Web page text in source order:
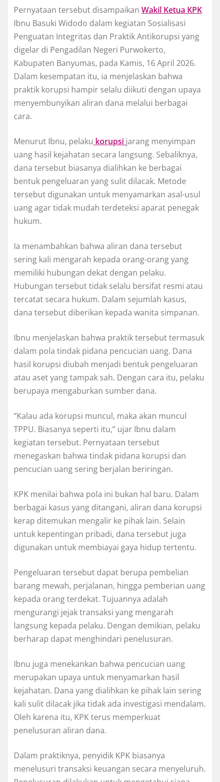
Pernyataan tersebut disampaikan Wakil Ketua KPK
Ibnu Basuki Widodo dalam kegiatan Sosialisasi
Penguatan Integritas dan Praktik Antikorupsi yang
digelar di Pengadilan Negeri Purwokerto,
Kabupaten Banyumas, pada Kamis, 16 April 2026.
Dalam kesempatan itu, ia menjelaskan bahwa
praktik korupsi hampir selalu diikuti dengan upaya
menyembunyikan aliran dana melalui berbagai
cara.
Menurut Ibnu, pelaku korupsi jarang menyimpan
uang hasil kejahatan secara langsung. Sebaliknya,
dana tersebut biasanya dialihkan ke berbagai
bentuk pengeluaran yang sulit dilacak. Metode
tersebut digunakan untuk menyamarkan asal-usul
uang agar tidak mudah terdeteksi aparat penegak
hukum.
Ia menambahkan bahwa aliran dana tersebut
sering kali mengarah kepada orang-orang yang
memiliki hubungan dekat dengan pelaku.
Hubungan tersebut tidak selalu bersifat resmi atau
tercatat secara hukum. Dalam sejumlah kasus,
dana tersebut diberikan kepada wanita simpanan.
Ibnu menjelaskan bahwa praktik tersebut termasuk
dalam pola tindak pidana pencucian uang. Dana
hasil korupsi diubah menjadi bentuk pengeluaran
atau aset yang tampak sah. Dengan cara itu, pelaku
berupaya mengaburkan sumber dana.
“Kalau ada korupsi muncul, maka akan muncul
TPPU. Biasanya seperti itu,” ujar Ibnu dalam
kegiatan tersebut. Pernyataan tersebut
menegaskan bahwa tindak pidana korupsi dan
pencucian uang sering berjalan beriringan.
KPK menilai bahwa pola ini bukan hal baru. Dalam
berbagai kasus yang ditangani, aliran dana korupsi
kerap ditemukan mengalir ke pihak lain. Selain
untuk kepentingan pribadi, dana tersebut juga
digunakan untuk membiayai gaya hidup tertentu.
Pengeluaran tersebut dapat berupa pembelian
barang mewah, perjalanan, hingga pemberian uang
kepada orang terdekat. Tujuannya adalah
mengurangi jejak transaksi yang mengarah
langsung kepada pelaku. Dengan demikian, pelaku
berharap dapat menghindari penelusuran.
Ibnu juga menekankan bahwa pencucian uang
merupakan upaya untuk menyamarkan hasil
kejahatan. Dana yang dialihkan ke pihak lain sering
kali sulit dilacak jika tidak ada investigasi mendalam.
Oleh karena itu, KPK terus memperkuat
penelusuran aliran dana.
Dalam praktiknya, penyidik KPK biasanya
menelusuri transaksi keuangan secara menyeluruh.